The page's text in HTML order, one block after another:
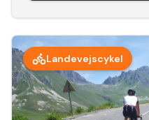
Landevejscykel